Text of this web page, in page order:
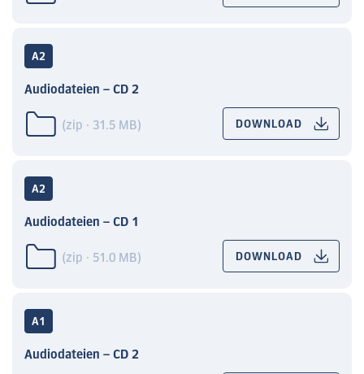
A2
Audiodateien – CD 2
(zip · 31.5 MB) DOWNLOAD
A2
Audiodateien – CD 1
(zip · 51.0 MB) DOWNLOAD
A1
Audiodateien – CD 2